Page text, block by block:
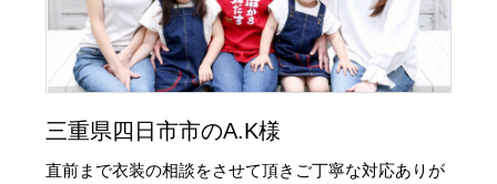
三重県四日市市のA.K様
直前まで衣装の相談をさせて頂きご丁寧な対応ありが